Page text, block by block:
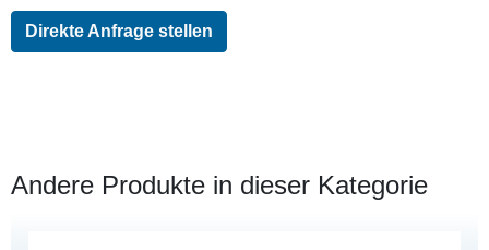
Direkte Anfrage stellen
Andere Produkte in dieser Kategorie